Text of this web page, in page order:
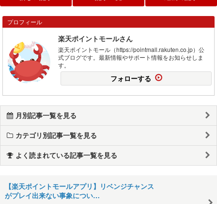
プロフィール
楽天ポイントモールさん
楽天ポイントモール（https://pointmall.rakuten.co.jp）公
式ブログです。最新情報やサポート情報をお知らせしま
す。
フォローする
月別記事一覧を見る
カテゴリ別記事一覧を見る
よく読まれている記事一覧を見る
【楽天ポイントモールアプリ】リベンジチャンス
がプレイ出来ない事象につい…